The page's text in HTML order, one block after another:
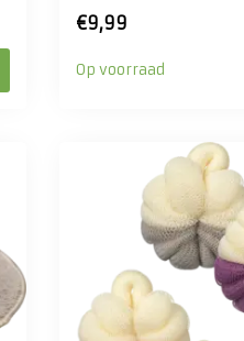
€9,99
Op voorraad